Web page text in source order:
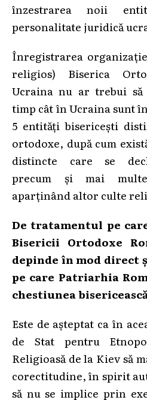
înzestrarea noii
personalitate juridică
Înregistrarea
religios) Biserica
Ucraina nu ar trebui
timp cât în Ucraina sunt
5 entități bisericești
ortodoxe, după cum
distincte care se
precum și mai
aparținând altor culte
De tratamentul pe
Bisericii Ortodoxe
depinde în mod direct
pe care Patriarhia
chestiunea
Este de așteptat ca în
de Stat pentru
Religioasă de la Kiev să
corectitudine, în spirit
să nu se implice prin